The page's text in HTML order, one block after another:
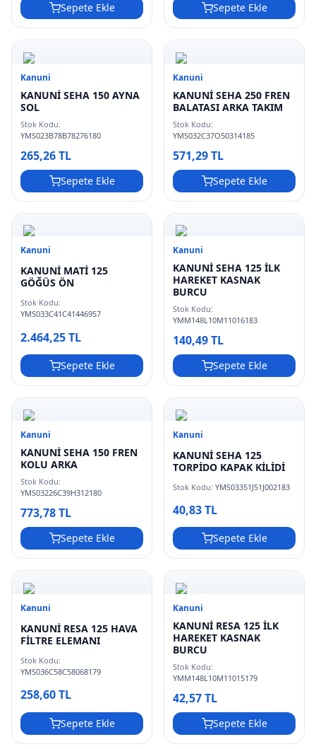
Sepete Ekle Sepete Ekle
Kanuni
KANUNİ SEHA 150 AYNA
SOL
Stok Kodu:
YMS023B78B78276180
265,26 TL
Sepete Ekle
Kanuni
KANUNİ SEHA 250 FREN
BALATASI ARKA TAKIM
Stok Kodu:
YMS032C37O50314185
571,29 TL
Sepete Ekle
Kanuni
KANUNİ MATİ 125
GÖĞÜS ÖN
Stok Kodu:
YMS033C41C41446957
2.464,25 TL
Sepete Ekle
Kanuni
KANUNİ SEHA 125 İLK
HAREKET KASNAK
BURCU
Stok Kodu:
YMM148L10M11016183
140,49 TL
Sepete Ekle
Kanuni
KANUNİ SEHA 150 FREN
KOLU ARKA
Stok Kodu:
YMS03226C39H312180
773,78 TL
Sepete Ekle
Kanuni
KANUNİ SEHA 125
TORPİDO KAPAK KİLİDİ
Stok Kodu: YMS03351J51J002183
40,83 TL
Sepete Ekle
Kanuni
KANUNİ RESA 125 HAVA
FİLTRE ELEMANI
Stok Kodu:
YMS036C58C58068179
258,60 TL
Sepete Ekle
Kanuni
KANUNİ RESA 125 İLK
HAREKET KASNAK
BURCU
Stok Kodu:
YMM148L10M11015179
42,57 TL
Sepete Ekle